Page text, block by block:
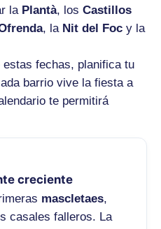
la Plantà, los Castillos
, la Nit del Foc y la
fechas, planifica tu
barrio vive la fiesta a
te permitirá
creciente
mascletaes,
casales falleros. La